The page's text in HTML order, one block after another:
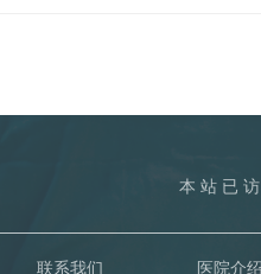
本站已
联系我们 医院介绍